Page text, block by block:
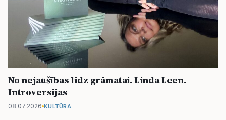
No nejaušības līdz grāmatai. Linda Leen.
Introversijas
08.07.2026 KULTŪRA